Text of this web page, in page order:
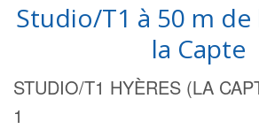
Studio/T1 à 50 m de
la Capte
STUDIO/T1 HYÈRES (LA
1